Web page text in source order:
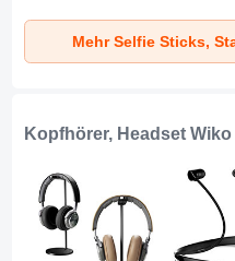
Highway 4G Gold
und Schwarz
Schwarz
Mehr Selfie Sticks,
Kopfhörer, Headset